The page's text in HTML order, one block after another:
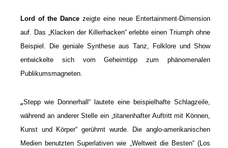
Lord of the Dance zeigte eine neue Entertainment-Dimension
auf. Das „Klacken der Killerhacken“ erlebte einen Triumph ohne
Beispiel. Die geniale Synthese aus Tanz, Folklore und Show
entwickelte sich vom Geheimtipp zum phänomenalen
Publikumsmagneten.
„Stepp wie Donnerhall“ lautete eine beispielhafte Schlagzeile,
während an anderer Stelle ein „titanenhafter Auftritt mit Können,
Kunst und Körper“ gerühmt wurde. Die anglo-amerikanischen
Medien benutzten Superlativen wie „Weltweit die Besten“ (Los